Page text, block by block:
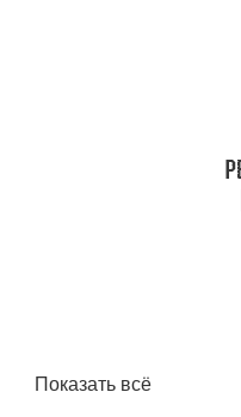
Показать всё